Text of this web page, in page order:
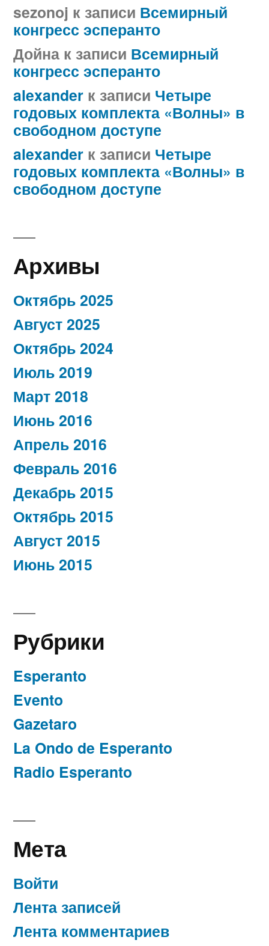
sezonoj к записи Всемирный
конгресс эсперанто
Дойна к записи Всемирный
конгресс эсперанто
alexander к записи Четыре
годовых комплекта «Волны» в
свободном доступе
alexander к записи Четыре
годовых комплекта «Волны» в
свободном доступе
Архивы
Октябрь 2025
Август 2025
Октябрь 2024
Июль 2019
Март 2018
Июнь 2016
Апрель 2016
Февраль 2016
Декабрь 2015
Октябрь 2015
Август 2015
Июнь 2015
Рубрики
Esperanto
Evento
Gazetaro
La Ondo de Esperanto
Radio Esperanto
Мета
Войти
Лента записей
Лента комментариев